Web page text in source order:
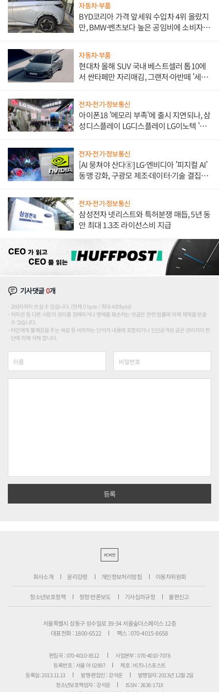
자동차·부품
BYD코리아 가격 앞세워 수입차 4위 올랐지
만, BMW·벤츠보다 높은 공임비에 소비자
자동차·부품
현대차 올해 SUV 국내 베스트셀러 톱10에
서 싼타페만 자리매김, 그랜저·아반떼 '세단
전자·전기·정보통신
아이폰18 '메모리 부족'에 출시 지연되나, 삼
성디스플레이 LG디스플레이 LG이노텍 '탈
전자·전기·정보통신
[AI 뭉쳐야 산다⑧] LG·엔비디아 '피지컬 AI'
동맹 강화, 구광모 제조·데이터·기술 결집
전자·전기·정보통신
삼성전자 넷리스트와 특허분쟁 매듭, 5년 동
안 최대 1.3조 라이선스비 지급
기사댓글0개
200자까지 쓰실 수 있습니다. (현재 0 byte / 최대 400byte)
저작권 등 다른 사람의 권리를 침해하거나 명예를 훼손하는 댓글은 관련 법률에 의해 제재를 받을
수 있습니다.
타인에게 불쾌감을 주는 욕설 등 비하하는 단어가 내용에 포함되거나 인신공격성 글은 관리자의 판
단에 의해 삭제 합니다.
PC버전
회사소개 윤리강령 개인정보처리방침 이용자위원회
청소년보호정책 정정·반론보도 기사심의규정 불편신고
서울특별시 성동구 성수일로 39-34 서울숲더스페이스 12층
대표전화 : 1800-6522
팩스 : 070-4015-8658
편집국 : 070-4010-8512
사업본부 : 070-4010-7078
등록번호 : 서울 아 02897
제호 : 비즈니스포스트
등록일: 2013.11.13
발행·편집인 : 강석운
발행일자: 2013년 12월 2일
청소년보호책임자 : 강석운
ISSN : 2636-171X